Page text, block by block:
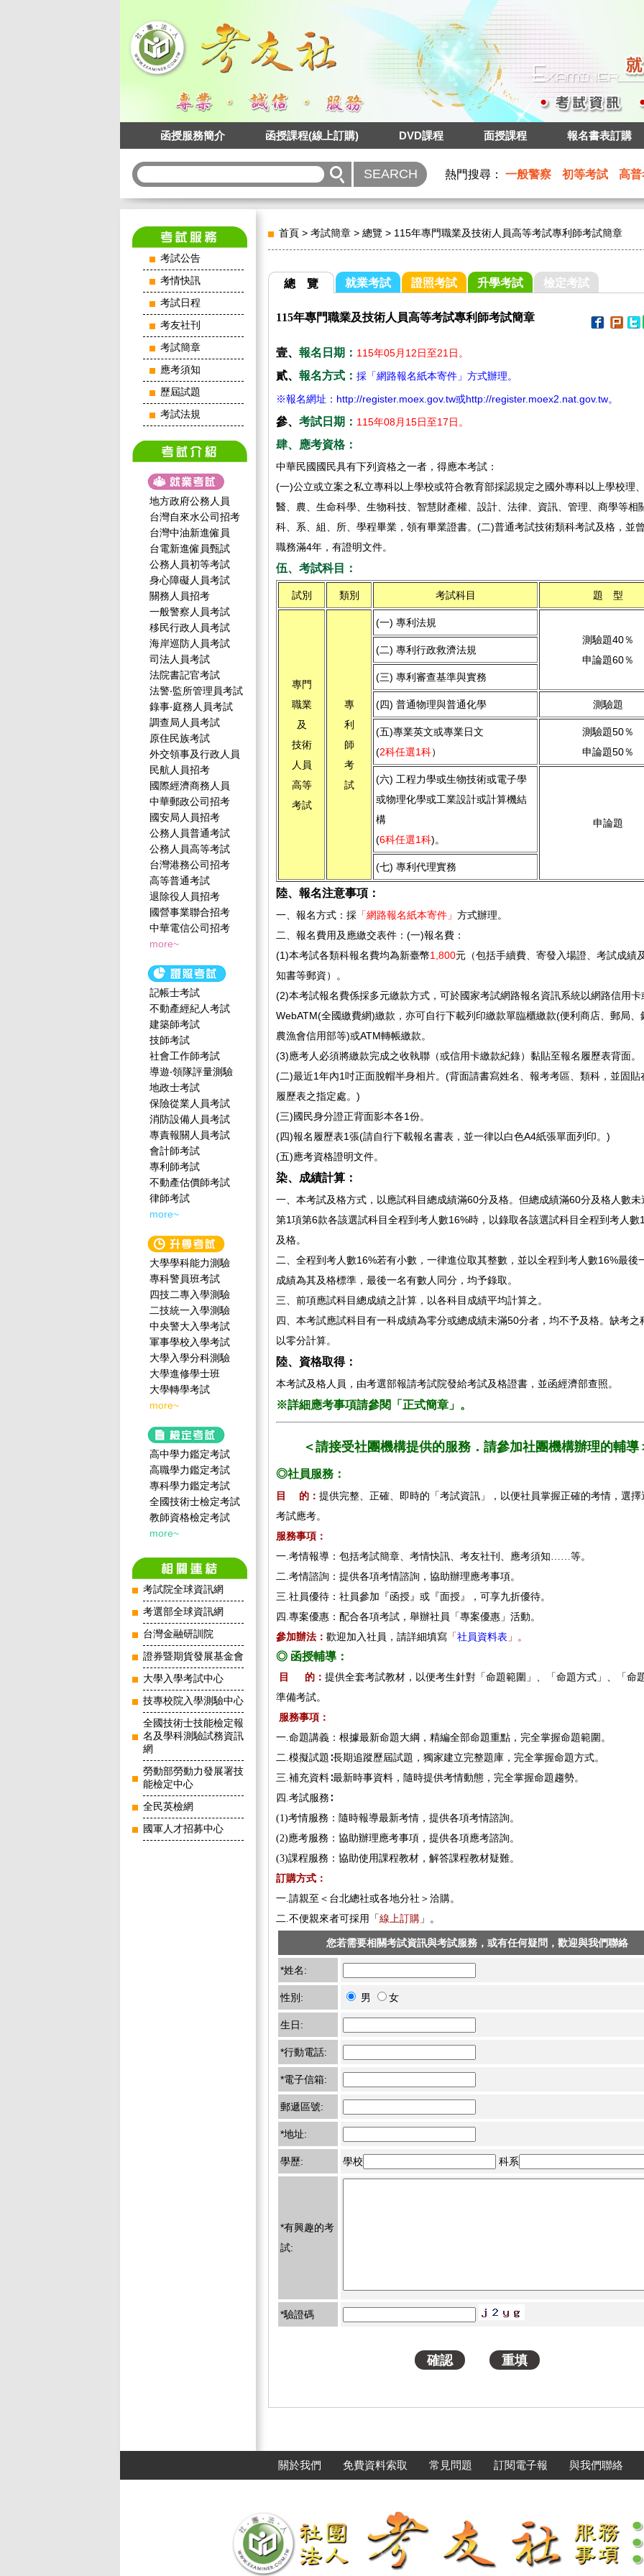
函授服務簡介 函授課程(線上訂購) DVD課程 面授課程 報名書表訂購
熱門搜尋： 一般警察 初等考試 高普
考試公告
考情快訊
考試日程
考友社刊
考試簡章
應考須知
歷屆試題
考試法規
地方政府公務人員
台灣自來水公司招考
台灣中油新進僱員
台電新進僱員甄試
公務人員初等考試
身心障礙人員考試
關務人員招考
一般警察人員考試
移民行政人員考試
海岸巡防人員考試
司法人員考試
法院書記官考試
法警‧監所管理員考試
錄事‧庭務人員考試
調查局人員考試
原住民族考試
外交領事及行政人員
民航人員招考
國際經濟商務人員
中華郵政公司招考
國安局人員招考
公務人員普通考試
公務人員高等考試
台灣港務公司招考
高等普通考試
退除役人員招考
國營事業聯合招考
中華電信公司招考
more~
記帳士考試
不動產經紀人考試
建築師考試
技師考試
社會工作師‍考試
導遊‧領隊評量測驗
地政士考試
保險從業人員考試
消防設備人員考試
專責報關人員考試
會計師考試
專利師考試
不動產估價師考試
律師考試
more~
大學學科能力測驗
專科警員班考試
四技二專入學測驗
二技統一入學測驗
中央警大入學考試
軍事學校入學考試
大學入學分科測驗
大學進修學士班
大學轉學考試
more~
高中學力鑑定考試
高職學力鑑定考試
專科學力鑑定考試
全國技術士檢定考試
教師資格檢定考試
more~
考試院全球資訊網
考選部全球資訊網
台灣金融研訓院
證券暨期貨發展基金會
大學入學考試中心
技專校院入學測驗中心
全國技術士技能檢定報
名及學科測驗試務資訊
網
勞動部勞動力發展署技
能檢定中心
全民英檢網
國軍人才招募中心
首頁 > 考試簡章 > 總覽 > 115年專門職業及技術人員高等考試專利師考試簡章
總 覽 就業考試 證照考試 升學考試 檢定考試
115年專門職業及技術人員高等考試專利師考試簡章
壹、 報名日期： 115年05月12日至21日 。
貳、 報名方式： 採「網路報名紙本寄件」方式辦理。
※報名網址： http://register.moex.gov.tw或http://register.moex2.nat.gov.tw。
參、 考試日期： 115年08月15日至17日 。
肆、應考資格：
中華民國國民具有下列資格之一者，得應本考試：
(一)公立或立案之私立專科以上學校或符合教育部採認規定之國外專科以上學校理
醫、農、生命科學、生物科技、智慧財產權、設計、法律、資訊、管理、商學等相
科、系、組、所、學程畢業，領有畢業證書。(二)普通考試技術類科考試及格，並
職務滿4年，有證明文件。
伍、考試科目：
試別 類別 考試科目 題 型
專門
職業
及
技術
人員
高等
考試
專
利
師
考
試
(一) 專利法規
測驗題40％
申論題60％
(二) 專利行政救濟法規
(三) 專利審查基準與實務
(四) 普通物理與普通化學 測驗題
(五)專業英文或專業日文
(2科任選1科）
測驗題50％
申論題50％
(六) 工程力學或生物技術或電子學
或物理化學或工業設計或計算機結
構
(6科任選1科)。
申論題
(七) 專利代理實務
陸、報名注意事項：
一、報名方式：採 「網路報名紙本寄件」 方式辦理。
二、報名費用及應繳交表件：(一)報名費：
(1)本考試各類科報名費均為新臺幣1,800元（包括手續費、寄發入場證、考試成績
知書等郵資）。
(2)本考試報名費係採多元繳款方式，可於國家考試網路報名資訊系統以網路信用卡
WebATM(全國繳費網)繳款，亦可自行下載列印繳款單臨櫃繳款(便利商店、郵局、
農漁會信用部等)或ATM轉帳繳款。
(3)應考人必須將繳款完成之收執聯（或信用卡繳款紀錄）黏貼至報名履歷表背面。
(二)最近1年內1吋正面脫帽半身相片。(背面請書寫姓名、報考考區、類科，並固貼
履歷表之指定處。)
(三)國民身分證正背面影本各1份。
(四)報名履歷表1張(請自行下載報名書表，並一律以白色A4紙張單面列印。)
(五)應考資格證明文件。
染、成績計算：
一、本考試及格方式，以應試科目總成績滿60分及格。但總成績滿60分及格人數未
第1項第6款各該選試科目全程到考人數16%時，以錄取各該選試科目全程到考人數
及格。
二、全程到考人數16%若有小數，一律進位取其整數，並以全程到考人數16%最後
成績為其及格標準，最後一名有數人同分，均予錄取。
三、前項應試科目總成績之計算，以各科目成績平均計算之。
四、本考試應試科目有一科成績為零分或總成績未滿50分者，均不予及格。缺考之
以零分計算。
陸、資格取得：
本考試及格人員，由考選部報請考試院發給考試及格證書，並函經濟部查照。
※詳細應考事項請參閱「正式簡章」。
＜請接受社團機構提供的服務．請參加社團機構辦理的輔導
◎社員服務：
目 的： 提供完整、正確、即時的「考試資訊」，以便社員掌握正確的考情，選擇
考試應考。
服務事項：
一.考情報導：包括考試簡章、考情快訊、考友社刊、應考須知……等。
二.考情諮詢：提供各項考情諮詢，協助辦理應考事項。
三.社員優待：社員參加『函授』或『面授』，可享九折優待。
四.專案優惠：配合各項考試，舉辦社員「專案優惠」活動。
參加辦法： 歡迎加入社員，請詳細填寫 「 社員資料表 」。
◎ 函授輔導：
目 的： 提供全套考試教材，以便考生針對「命題範圍」、「命題方式」、「命
準備考試。
服務事項：
一.命題講義：根據最新命題大綱，精編全部命題重點，完全掌握命題範圍。
二.模擬試題∶長期追蹤歷屆試題，獨家建立完整題庫，完全掌握命題方式。
三.補充資料∶最新時事資料，隨時提供考情動態，完全掌握命題趨勢。
四.考試服務∶
(1)考情服務：隨時報導最新考情，提供各項考情諮詢。
(2)應考服務：協助辦理應考事項，提供各項應考諮詢。
(3)課程服務：協助使用課程教材，解答課程教材疑難。
訂購方式：
一.請親至＜台北總社或各地分社＞洽購。
二.不便親來者可採用「 線上訂購 」。
您若需要相關考試資訊與考試服務，或有任何疑問，歡迎與我們聯絡
*姓名:
性別: 男 女
生日:
*行動電話:
*電子信箱:
郵遞區號:
*地址:
學歷: 學校 科系
*有興趣的考
試:
*驗證碼
關於我們 免費資料索取 常見問題 訂閱電子報 與我們聯絡